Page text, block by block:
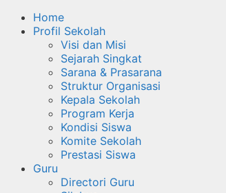
Home
Profil Sekolah
Visi dan Misi
Sejarah Singkat
Sarana & Prasarana
Struktur Organisasi
Kepala Sekolah
Program Kerja
Kondisi Siswa
Komite Sekolah
Prestasi Siswa
Guru
Directori Guru